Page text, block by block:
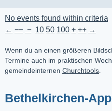
No events found within criteria
← −− − 10 50 100 + ++ →
Wenn du an einen größeren
Termine auch im praktischen
gemeindeinternen Churchtools
Bethelkirchen-App